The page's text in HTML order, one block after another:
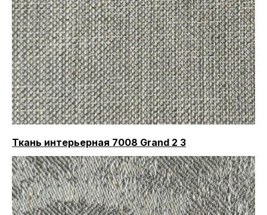
Ткань интерьерная 7008 Grand 2 3